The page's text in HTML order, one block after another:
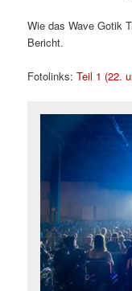
Wie das Wave Gotik
Bericht.
Fotolinks:Teil 1 (22.